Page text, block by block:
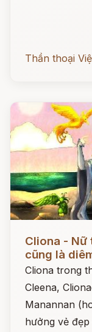
Thần thoại
Cliona - Nữ
cũng là
Cliona trong
Cleena,
Manannan
hưởng vẻ